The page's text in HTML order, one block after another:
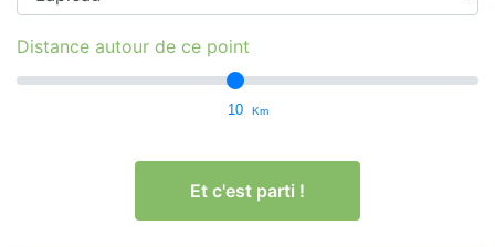
Distance autour de ce point
10 Km
Et c'est parti !